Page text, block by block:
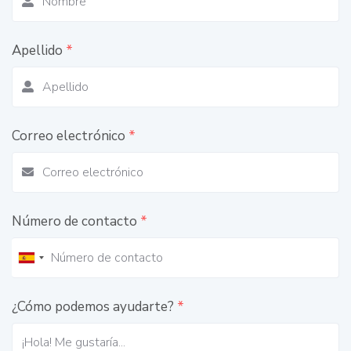
Apellido *
Correo electrónico *
Número de contacto *
¿Cómo podemos ayudarte? *